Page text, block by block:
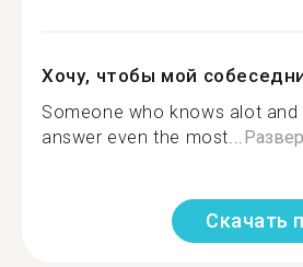
Хочу, чтобы мой
Someone who knows alot and
answer even the most...
Скачать